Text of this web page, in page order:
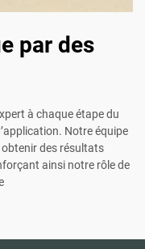
par des
à chaque étape du
Notre équipe
obtenir des résultats
ainsi notre rôle de